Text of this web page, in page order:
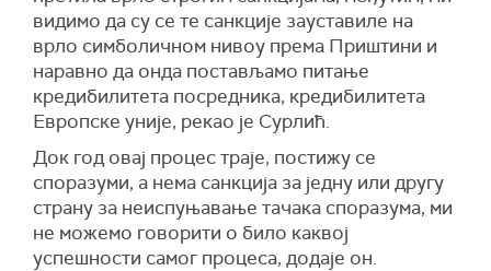
видимо да су се те санкције зауставиле на
врло симболичном нивоу према Приштини и
наравно да онда постављамо питање
кредибилитета посредника, кредибилитета
Европске уније, рекао је Сурлић.
Док год овај процес траје, постижу се
споразуми, а нема санкција за једну или другу
страну за неиспуњавање тачака споразума, ми
не можемо говорити о било каквој
успешности самог процеса, додаје он.